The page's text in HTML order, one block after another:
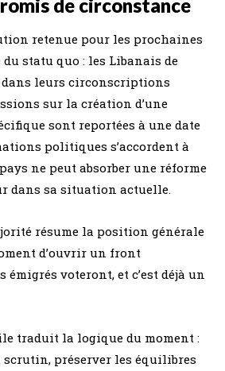
de circonstance
retenue pour les prochaines
statu quo : les Libanais de
dans leurs circonscriptions
sur la création d’une
sont reportées à une date
politiques s’accordent à
ne peut absorber une réforme
dans sa situation actuelle.
résume la position générale
d’ouvrir un front
émigrés voteront, et c’est déjà un
traduit la logique du moment :
scrutin, préserver les équilibres